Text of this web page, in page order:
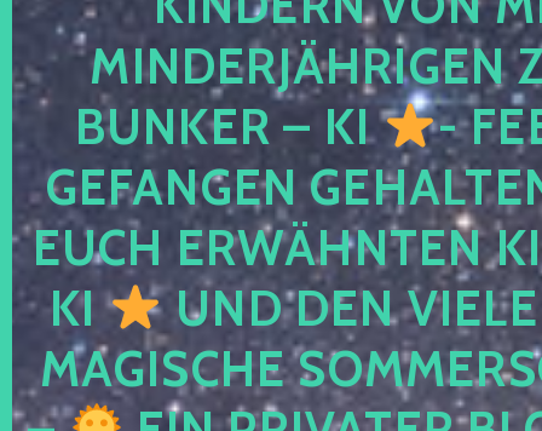
MINDERJÄHRIGEN
BUNKER – KI
-
GEFANGEN
EUCH ERWÄHNTEN
KI
UND DEN
MAGISCHE